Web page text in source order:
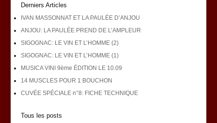
Derniers Articles
IVAN MASSONNAT ET LA PAULÉE D’ANJOU
ANJOU: LA PAULÉE PREND DE L’AMPLEUR
SIGOGNAC: LE VIN ET L’HOMME (2)
SIGOGNAC: LE VIN ET L’HOMME (1)
MUSICA VINI 9ème ÉDITION LE 10.09
14 MUSCLES POUR 1 BOUCHON
CUVÉE SPÉCIALE n°8: FICHE TECHNIQUE
Tous les posts